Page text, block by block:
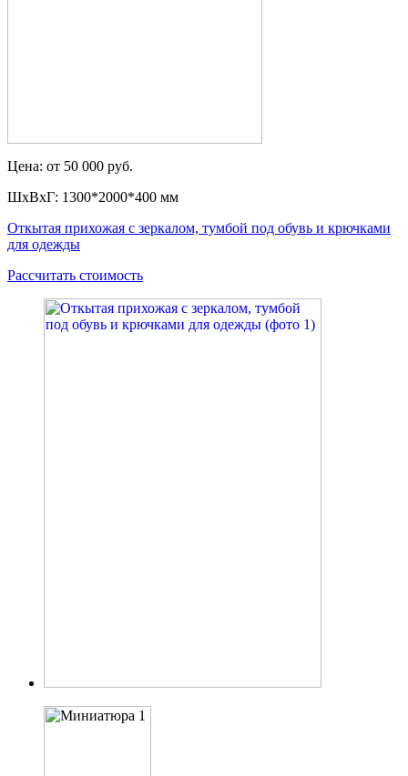
Цена: от 50 000 руб.
ШxВxГ: 1300*2000*400 мм
Откытая прихожая с зеркалом, тумбой под обувь и крючками
для одежды
Рассчитать стоимость